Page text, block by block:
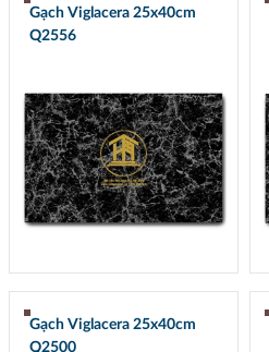
Gạch Viglacera 25x40cm
Q2556
Gạch Viglacera 25x40cm
Q2500